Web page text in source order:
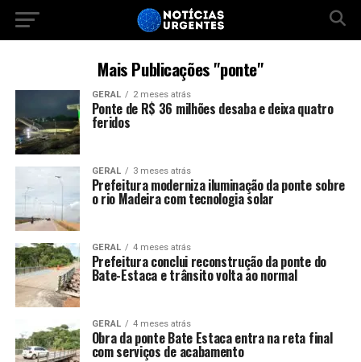
Mais Publicações "ponte"
GERAL 2 meses atrás
Ponte de R$ 36 milhões desaba e deixa quatro
feridos
GERAL 3 meses atrás
Prefeitura moderniza iluminação da ponte sobre
o rio Madeira com tecnologia solar
GERAL 4 meses atrás
Prefeitura conclui reconstrução da ponte do
Bate-Estaca e trânsito volta ao normal
GERAL 4 meses atrás
Obra da ponte Bate Estaca entra na reta final
com serviços de acabamento